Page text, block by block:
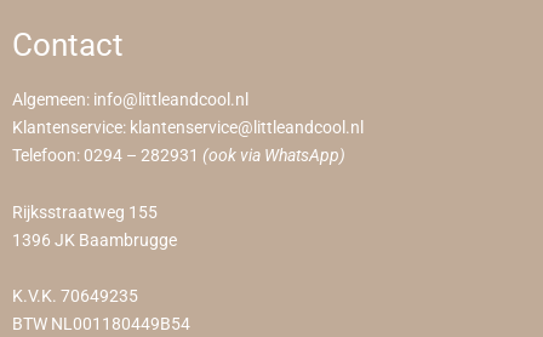
Contact
Algemeen: info@littleandcool.nl
Klantenservice: klantenservice@littleandcool.nl
Telefoon: 0294 – 282931 (ook via WhatsApp)
Rijksstraatweg 155
1396 JK Baambrugge
K.V.K. 70649235
BTW NL001180449B54